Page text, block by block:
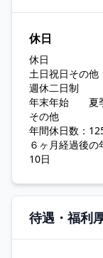
休日
休日
土日祝日その他
週休二日制
年末年始 夏
その他
年間休日数：
６ヶ月経過後
10日
待遇・福利